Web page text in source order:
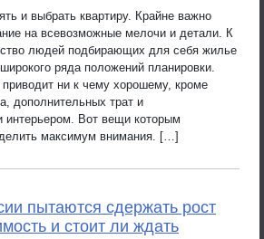
и выбрать квартиру. Крайне важно
на всевозможные мелочи и детали. К
людей подбирающих для себя жилье
ряда положений планировки.
ни к чему хорошему, кроме
дополнительных трат и
интерьером. Вот вещи которым
максимум внимания. […]
пытаются сдержать рост
и стоит ли ждать